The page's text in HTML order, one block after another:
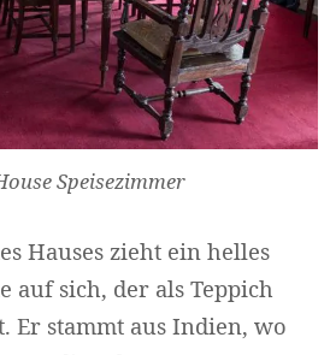
Speisezimmer
Hauses zieht ein helles
auf sich, der als Teppich
Er stammt aus Indien, wo